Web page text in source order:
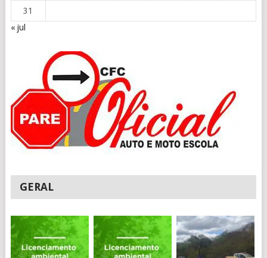
31
« jul
GERAL